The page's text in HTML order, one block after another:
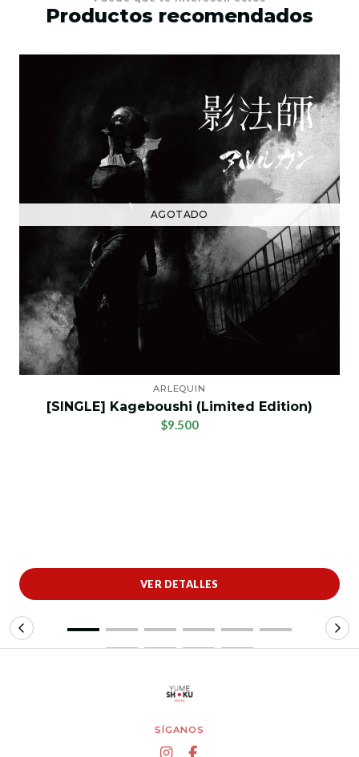
Productos recomendados
AGOTADO
ARLEQUIN
[SINGLE] Kageboushi (Limited Edition)
$9.500
VER DETALLES
SÍGANOS